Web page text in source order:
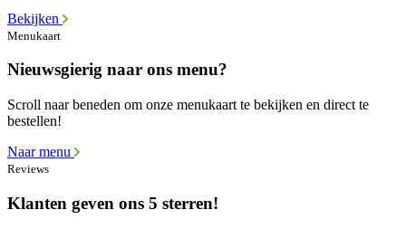
Bekijken
Menukaart
Nieuwsgierig naar ons menu?
Scroll naar beneden om onze menukaart te bekijken en direct te
bestellen!
Naar menu
Reviews
Klanten geven ons 5 sterren!